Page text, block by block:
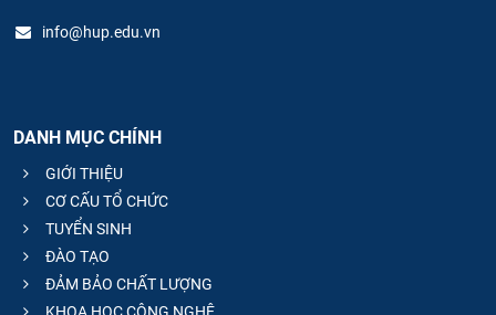
info@hup.edu.vn
DANH MỤC CHÍNH
GIỚI THIỆU
CƠ CẤU TỔ CHỨC
TUYỂN SINH
ĐÀO TẠO
ĐẢM BẢO CHẤT LƯỢNG